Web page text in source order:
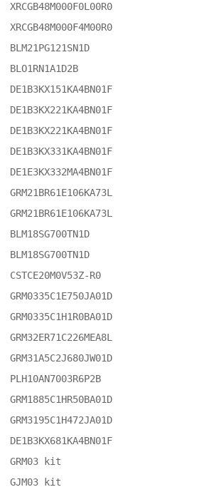
XRCGB48M000F0L00R0
XRCGB48M000F4M00R0
BLM21PG121SN1D
BLO1RN1A1D2B
DE1B3KX151KA4BN01F
DE1B3KX221KA4BN01F
DE1B3KX221KA4BN01F
DE1B3KX331KA4BN01F
DE1E3KX332MA4BN01F
GRM21BR61E106KA73L
GRM21BR61E106KA73L
BLM18SG700TN1D
BLM18SG700TN1D
CSTCE20M0V53Z-R0
GRM0335C1E750JA01D
GRM0335C1H1R0BA01D
GRM32ER71C226MEA8L
GRM31A5C2J680JW01D
PLH10AN7003R6P2B
GRM1885C1HR50BA01D
GRM3195C1H472JA01D
DE1B3KX681KA4BN01F
GRM03 kit
GJM03 kit